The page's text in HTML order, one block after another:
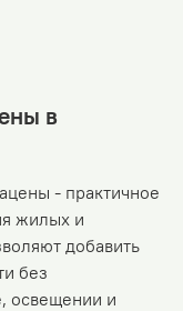
в
- практичное
жилых и
добавить
без
освещении и